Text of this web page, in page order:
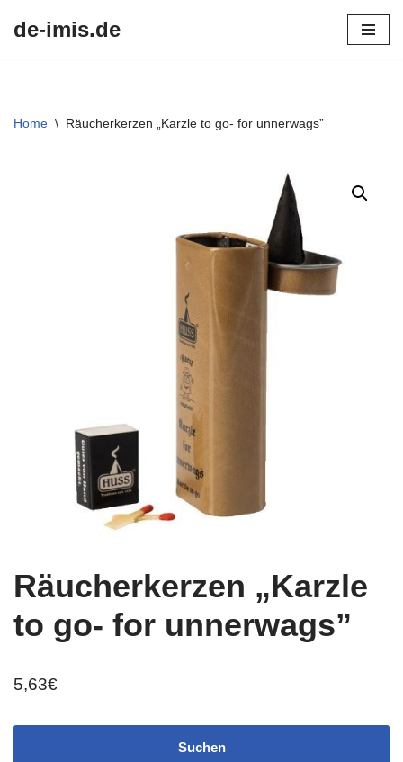
de-imis.de
Home \ Räucherkerzen „Karzle to go- for unnerwags”
Räucherkerzen „Karzle
to go- for unnerwags”
5,63€
Suchen